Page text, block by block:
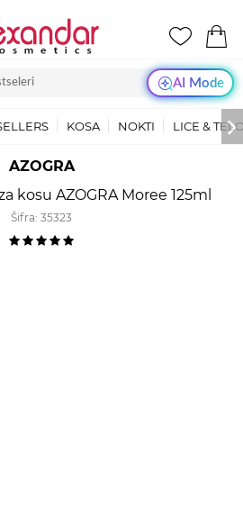
AI Mode
KOSA NOKTI LICE &
AZOGRA
kosu AZOGRA Moree 125ml
Šifra: 35323